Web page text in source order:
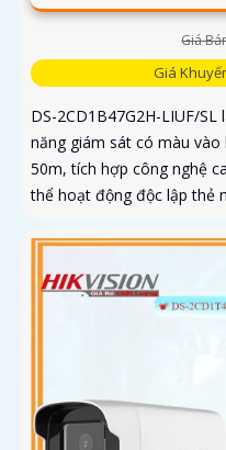
Giá
Giá
DS-2CD1B47G2H-LIUF/
năng giám sát có màu
50m, tích hợp công nghệ
thể hoạt động độc lập thẻ